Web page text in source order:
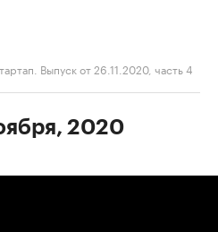
Выпуск от 26.11.2020, часть 4
2020